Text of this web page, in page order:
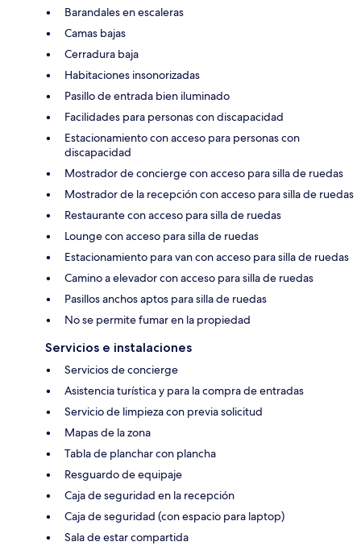
Barandales en escaleras
Camas bajas
Cerradura baja
Habitaciones insonorizadas
Pasillo de entrada bien iluminado
Facilidades para personas con discapacidad
Estacionamiento con acceso para personas con
discapacidad
Mostrador de concierge con acceso para silla de ruedas
Mostrador de la recepción con acceso para silla de ruedas
Restaurante con acceso para silla de ruedas
Lounge con acceso para silla de ruedas
Estacionamiento para van con acceso para silla de ruedas
Camino a elevador con acceso para silla de ruedas
Pasillos anchos aptos para silla de ruedas
No se permite fumar en la propiedad
Servicios e instalaciones
Servicios de concierge
Asistencia turística y para la compra de entradas
Servicio de limpieza con previa solicitud
Mapas de la zona
Tabla de planchar con plancha
Resguardo de equipaje
Caja de seguridad en la recepción
Caja de seguridad (con espacio para laptop)
Sala de estar compartida